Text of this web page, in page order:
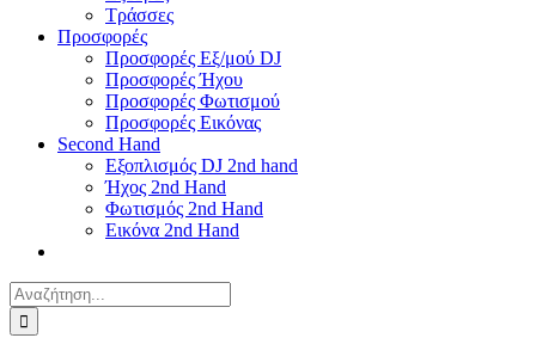
Τράσσες
Προσφορές
Προσφορές Εξ/μού DJ
Προσφορές Ήχου
Προσφορές Φωτισμού
Προσφορές Εικόνας
Second Hand
Εξοπλισμός DJ 2nd hand
Ήχος 2nd Hand
Φωτισμός 2nd Hand
Εικόνα 2nd Hand
Αναζήτηση
για: